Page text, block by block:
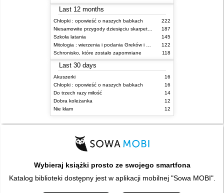
Last 12 months
Chłopki : opowieść o naszych babkach
222
187
Szkoła latania
145
122
Schronisko, które zostało zapomniane
118
Last 30 days
Akuszerki
16
Chłopki : opowieść o naszych babkach
16
Do trzech razy miłość
14
Dobra koleżanka
12
Nie kłam
12
Wybieraj książki prosto ze swojego smartfona
Katalog biblioteki dostępny jest w aplikacji mobilnej "Sowa MOBI".